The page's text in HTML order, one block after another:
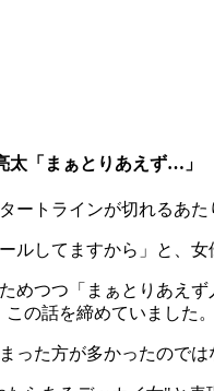
太「まぁとりあえず…」
ートラインが切れるあ
ルしてますから」と、
めつつ「まぁとりあえ
の話を締めていました。
った方が多かったのでは